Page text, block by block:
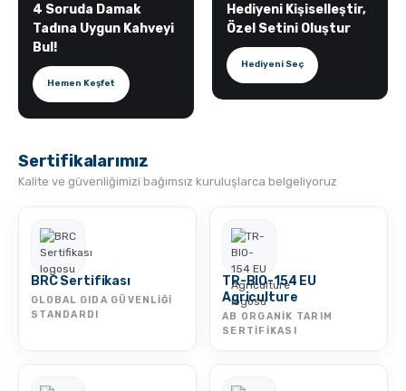
4 Soruda Damak
Tadına Uygun Kahveyi
Bul!
Hemen Keşfet
Hediyeni Kişiselleştir,
Özel Setini Oluştur
Hediyeni Seç
Sertifikalarımız
Kalite ve güvenliğimizi bağımsız kuruluşlarca belgeliyoruz
BRC Sertifikası
GLOBAL GIDA GÜVENLIĞI
STANDARDI
TR-BIO-154 EU
Agriculture
AB ORGANIK TARIM
SERTIFIKASI